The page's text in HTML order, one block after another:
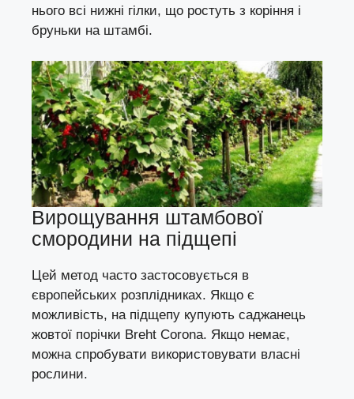
нього всі нижні гілки, що ростуть з коріння і
бруньки на штамбі.
Вирощування штамбової
смородини на підщепі
Цей метод часто застосовується в
європейських розплідниках. Якщо є
можливість, на підщепу купують саджанець
жовтої порічки Breht Corona. Якщо немає,
можна спробувати використовувати власні
рослини.